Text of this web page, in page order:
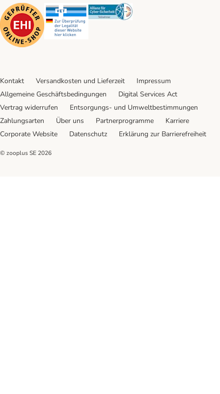
Security Security Security
Kontakt Versandkosten und Lieferzeit
Impressum
Allgemeine Geschäftsbedingungen
Digital Services Act
Vertrag widerrufen
Entsorgungs- und Umweltbestimmungen
Zahlungsarten
Über uns Partnerprogramme
Karriere
Corporate Website
Datenschutz Erklärung zur Barrierefreiheit
© zooplus SE 2026